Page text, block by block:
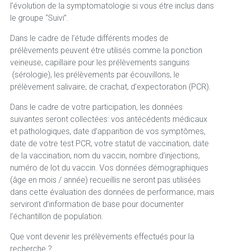
l’évolution de la symptomatologie si vous étre inclus dans
le groupe “Suivi”.
Dans le cadre de l’étude différents modes de
prélèvements peuvent étre utilisés comme la ponction
veineuse, capillaire pour les prélèvements sanguins
(sérologie), les prélèvements par écouvillons, le
prélèvement salivaire, de crachat, d’expectoration (PCR).
Dans le cadre de votre participation, les données
suivantes seront collectées: vos antécédents médicaux
et pathologiques, date d’apparition de vos symptômes,
date de votre test PCR, votre statut de vaccination, date
de la vaccination, nom du vaccin, nombre d’injections,
numéro de lot du vaccin. Vos données démographiques
(âge en mois / année) recueillis ne seront pas utilisées
dans cette évaluation des données de performance, mais
serviront d’information de base pour documenter
l’échantillon de population.
Que vont devenir les prélèvements effectués pour la
recherche ?